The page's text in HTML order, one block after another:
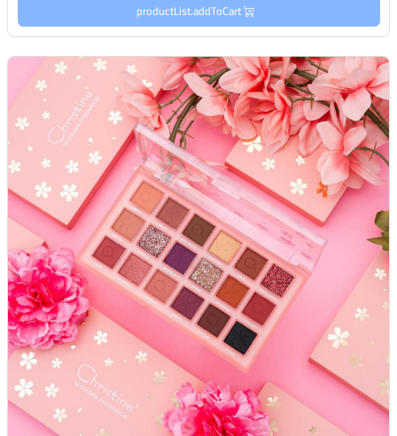
productList.addToCart